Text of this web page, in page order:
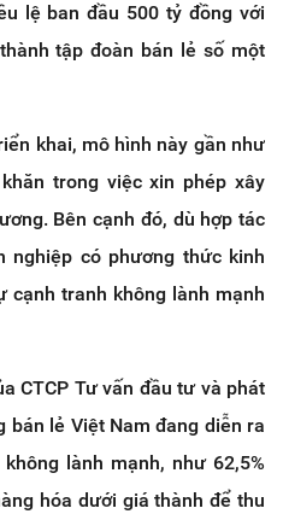
lệ ban đầu 500 tỷ đồng với
tập đoàn bán lẻ số một
khai, mô hình này gần như
trong việc xin phép xây
Bên cạnh đó, dù hợp tác
nghiệp có phương thức kinh
cạnh tranh không lành mạnh
CTCP Tư vấn đầu tư và phát
bán lẻ Việt Nam đang diễn ra
lành mạnh, như 62,5%
hóa dưới giá thành để thu